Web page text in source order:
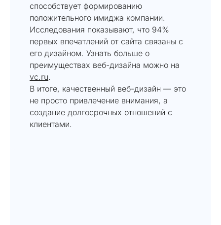
способствует формированию
положительного имиджа компании.
Исследования показывают, что 94%
первых впечатлений от сайта связаны с
его дизайном. Узнать больше о
преимуществах веб-дизайна можно на
vc.ru.
В итоге, качественный веб-дизайн — это
не просто привлечение внимания, а
создание долгосрочных отношений с
клиентами.